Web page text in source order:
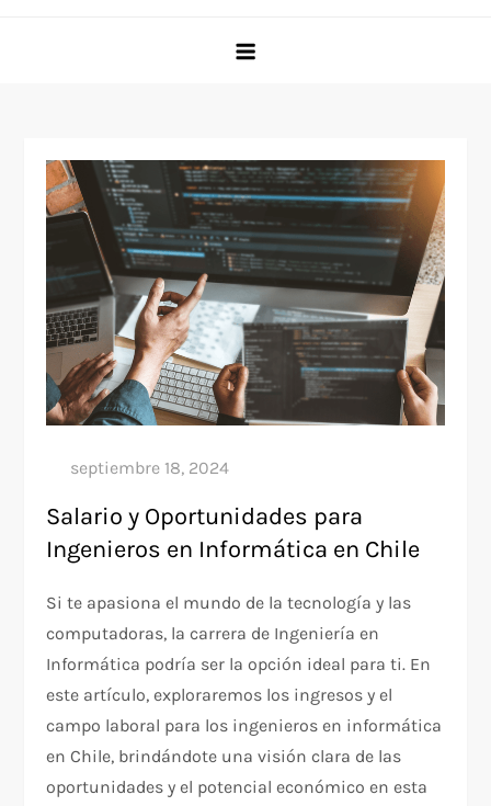
Salario y Oportunidades para
Ingenieros en Informática en Chile
Si te apasiona el mundo de la tecnología y las
computadoras, la carrera de Ingeniería en
Informática podría ser la opción ideal para ti. En
este artículo, exploraremos los ingresos y el
campo laboral para los ingenieros en informática
en Chile, brindándote una visión clara de las
oportunidades y el potencial económico en esta